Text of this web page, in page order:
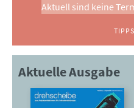
Aktuell sind keine
Aktuelle Ausgabe